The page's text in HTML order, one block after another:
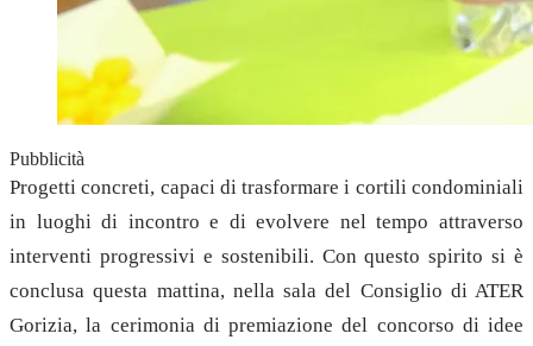
Pubblicità
Progetti concreti, capaci di trasformare i cortili condominiali
in luoghi di incontro e di evolvere nel tempo attraverso
interventi progressivi e sostenibili. Con questo spirito si è
conclusa questa mattina, nella sala del Consiglio di ATER
Gorizia, la cerimonia di premiazione del concorso di idee